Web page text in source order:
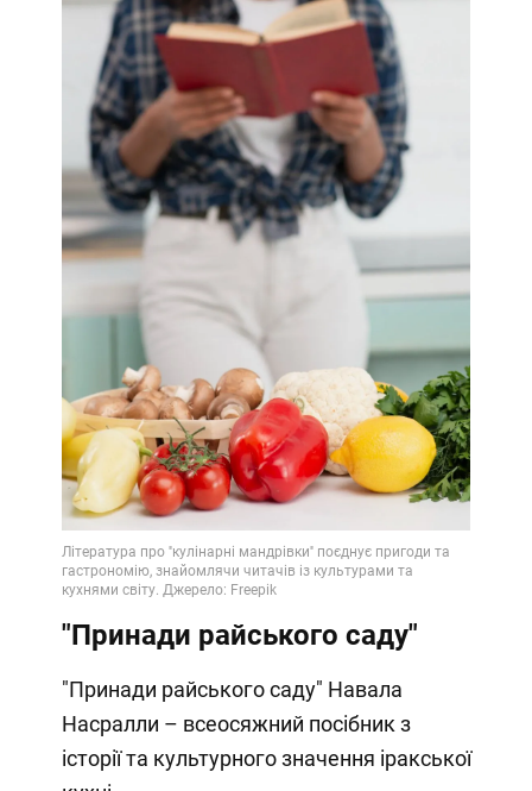
"Принади райського саду"
"Принади райського саду" Навала
Насралли – всеосяжний посібник з
історії та культурного значення іракської